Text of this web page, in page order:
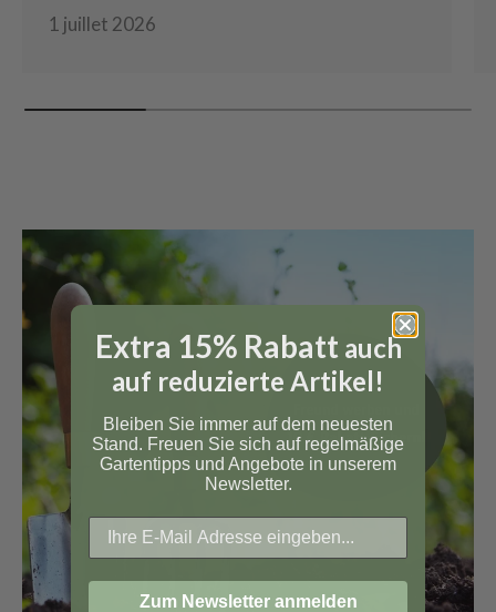
1 juillet 2026
Extra 15% Rabatt auch
auf reduzierte Artikel!
Bleiben Sie immer auf dem neuesten
Stand. Freuen Sie sich auf regelmäßige
Gartentipps und Angebote in unserem
Newsletter.
Zum Newsletter anmelden